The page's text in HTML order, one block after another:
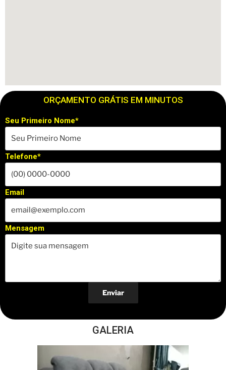
ORÇAMENTO GRÁTIS EM MINUTOS
Seu Primeiro Nome*
Telefone*
Email
Mensagem
GALERIA